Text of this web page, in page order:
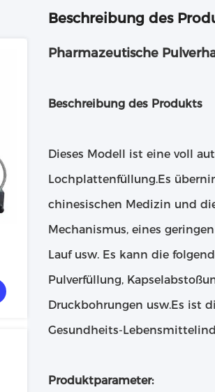
Beschreibung des
Pharmazeutische
Beschreibung des Produkts
Dieses Modell ist eine voll
Lochplattenfüllung.Es
chinesischen Medizin und
Mechanismus, eines
Lauf usw. Es kann die
Pulverfüllung,
Druckbohrungen usw.Es ist
Gesundheits-
Produktparameter: